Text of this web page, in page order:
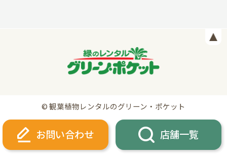
© 観葉植物レンタルのグリーン・ポケット
お問い合わせ 店舗一覧